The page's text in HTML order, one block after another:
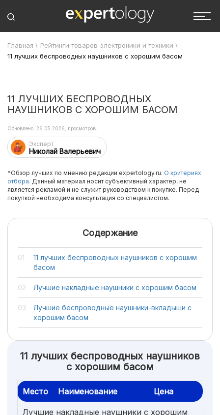
Главная \ Рейтинги товаров электроники и техники \
11 лучших беспроводных наушников с хорошим басом
11 ЛУЧШИХ БЕСПРОВОДНЫХ
НАУШНИКОВ С ХОРОШИМ БАСОМ
Эксперт
Николай Валерьевич
Обновлено: 26.05.2026, просмотров:
*Обзор лучших по мнению редакции expertology.ru. О критериях
отбора. Данный материал носит субъективный характер, не
является рекламой и не служит руководством к покупке. Перед
покупкой необходима консультация со специалистом.
Содержание
11 лучших беспроводных наушников с хорошим
басом
Лучшие накладные наушники с хорошим басом
Лучшие беспроводные наушники-вкладыши с
хорошим басом
11 лучших беспроводных наушников
с хорошим басом
Место Наименование Цена
Лучшие накладные наушники с хорошим